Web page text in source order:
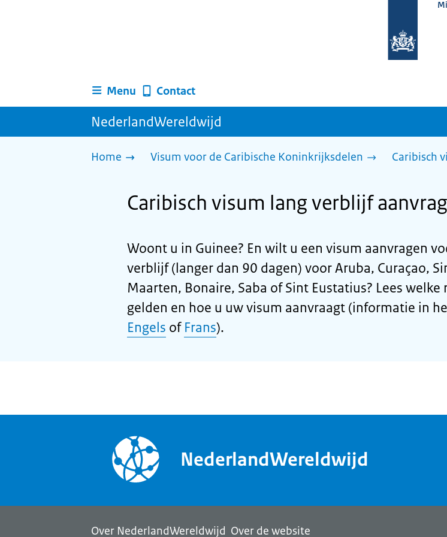
homepage
Menu Contact
NederlandWereldwijd
Home Visum voor de Caribische Koninkrijksdelen Caribisch
Caribisch visum lang verblijf
Woont u in Guinee? En wilt u een visum aanvragen
verblijf (langer dan 90 dagen) voor Aruba, Curaçao,
Maarten, Bonaire, Saba of Sint Eustatius? Lees welke
gelden en hoe u uw visum aanvraagt (informatie in
Engels of Frans).
NederlandWereldwijd
Over NederlandWereldwijd Over de website